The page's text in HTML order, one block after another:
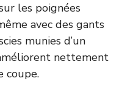
les poignées
avec des gants
munies d’un
nettement
coupe.